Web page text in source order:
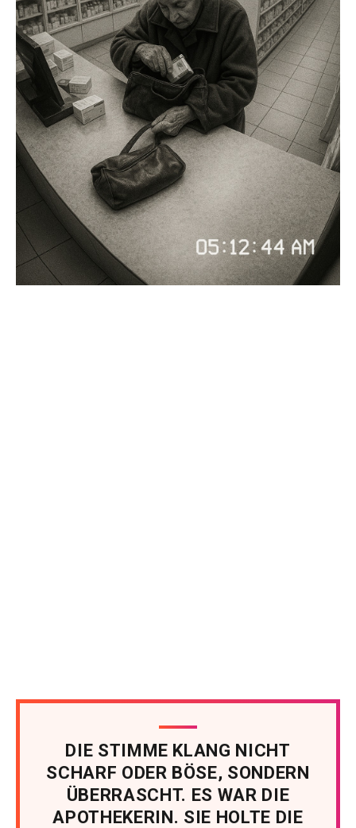
DIE STIMME KLANG NICHT
SCHARF ODER BÖSE, SONDERN
ÜBERRASCHT. ES WAR DIE
APOTHEKERIN. SIE HOLTE DIE